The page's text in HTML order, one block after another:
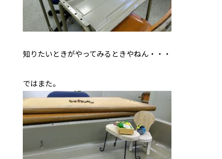
知りたいときがやってみるときやねん・・・
ではまた。